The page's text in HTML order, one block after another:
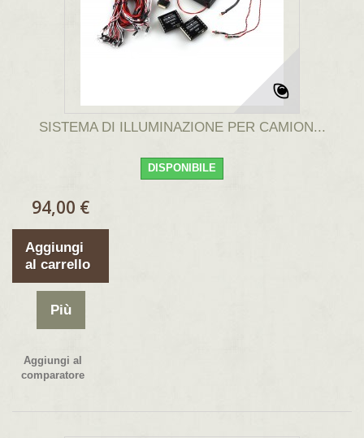
SISTEMA DI ILLUMINAZIONE PER CAMION...
DISPONIBILE
94,00 €
Aggiungi
al carrello
Più
Aggiungi al
comparatore